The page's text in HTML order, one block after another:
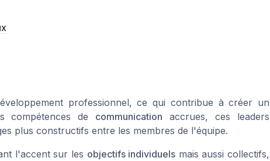
professionnel, ce qui contribue à créer un
compétences de communication accrues, ces leaders
plus constructifs entre les membres de l'équipe.
l'accent sur les objectifs individuels mais aussi collectifs,